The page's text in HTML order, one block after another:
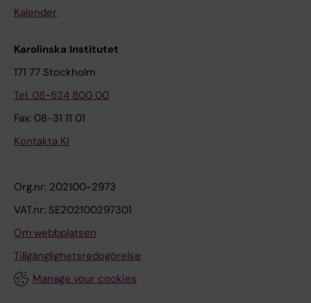
Kalender
Karolinska Institutet
171 77 Stockholm
Tel: 08-524 800 00
Fax: 08-31 11 01
Kontakta KI
Org.nr: 202100-2973
VAT.nr: SE202100297301
Om webbplatsen
Tillgänglighetsredogörelse
Manage your cookies